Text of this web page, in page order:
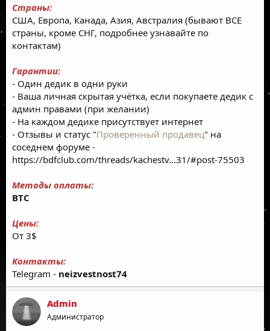
Страны:
США, Европа, Канада, Азия, Австралия (бывают ВСЕ
страны, кроме СНГ, подробнее узнавайте по
контактам)
Гарантии:
- Один дедик в одни руки
- Ваша личная скрытая учётка, если покупаете дедик с
админ правами (при желании)
- На каждом дедике присутствует интернет
- Отзывы и статус "Проверенный продавец" на
соседнем форуме -
https://bdfclub.com/threads/kachestv...31/#post-75503
Методы оплаты:
BTC
Цены:
От 3$
Контакты:
Telegram - neizvestnost74
Admin
Администратор